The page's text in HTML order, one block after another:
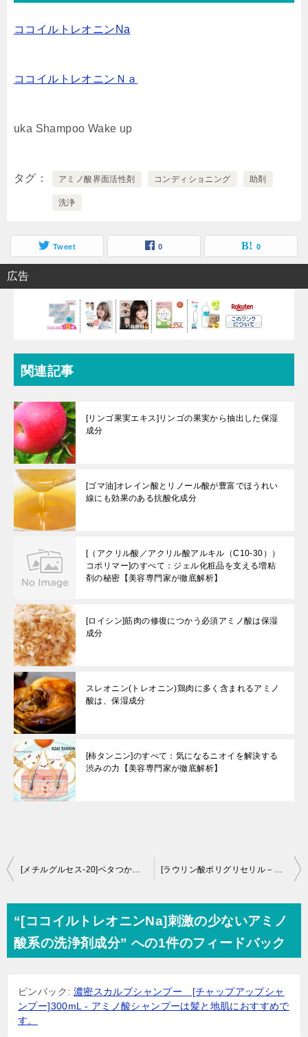
ココイルトレオニンNa
ココイルトレオニンＮａ
uka Shampoo Wake up
タグ アミノ酸界面活性剤 コンディショニング 助剤
洗浄
Tweet 0 0
広告
関連記事
[リンゴ果実エキス]リンゴの果実から抽出した保湿
成分
[ゴマ油]オレイン酸とリノール酸が豊富でほうれい
線にも効果のある抗酸化成分
[（アクリル酸／アクリル酸アルキル（C10-30））
コポリマー]のすべて：ジェル化粧品を支える増粘
剤の秘密【美容専門家が徹底解析】
[ロイシン]筋肉の修復につかう必須アミノ酸は保湿
成分
スレオニン(トレオニン)鶏肉に多く含まれるアミノ
酸は、保湿成分
[柿タンニン]のすべて：気になるニオイを解決する
渋みの力【美容専門家が徹底解析】
投
ゲ
シ
ョ
“[ココイルトレオニンNa]刺激の少ないアミノ
酸系の洗浄剤成分” への1件のフィードバック
ピンバック: 濃密スカルプシャンプー [チャップアップシャ
ンプー]300mL - アミノ酸シャンプーは髪と地肌におすすめで
す。